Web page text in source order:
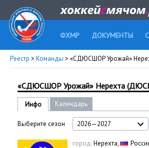
ФХМР ДОКУМЕНТЫ
Реестр > Команды > «СДЮСШОР Урожай»
«СДЮСШОР Урожай» Нерехта
Инфо Календарь
Выберите сезон 2026—2027
город:Нерехта,